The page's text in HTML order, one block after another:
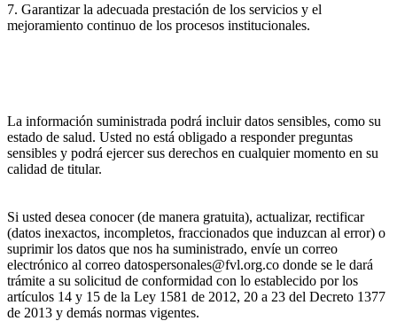
7. Garantizar la adecuada prestación de los servicios y el
mejoramiento continuo de los procesos institucionales.
La información suministrada podrá incluir datos sensibles, como su
estado de salud. Usted no está obligado a responder preguntas
sensibles y podrá ejercer sus derechos en cualquier momento en su
calidad de titular.
Si usted desea conocer (de manera gratuita), actualizar, rectificar
(datos inexactos, incompletos, fraccionados que induzcan al error) o
suprimir los datos que nos ha suministrado, envíe un correo
electrónico al correo datospersonales@fvl.org.co donde se le dará
trámite a su solicitud de conformidad con lo establecido por los
artículos 14 y 15 de la Ley 1581 de 2012, 20 a 23 del Decreto 1377
de 2013 y demás normas vigentes.